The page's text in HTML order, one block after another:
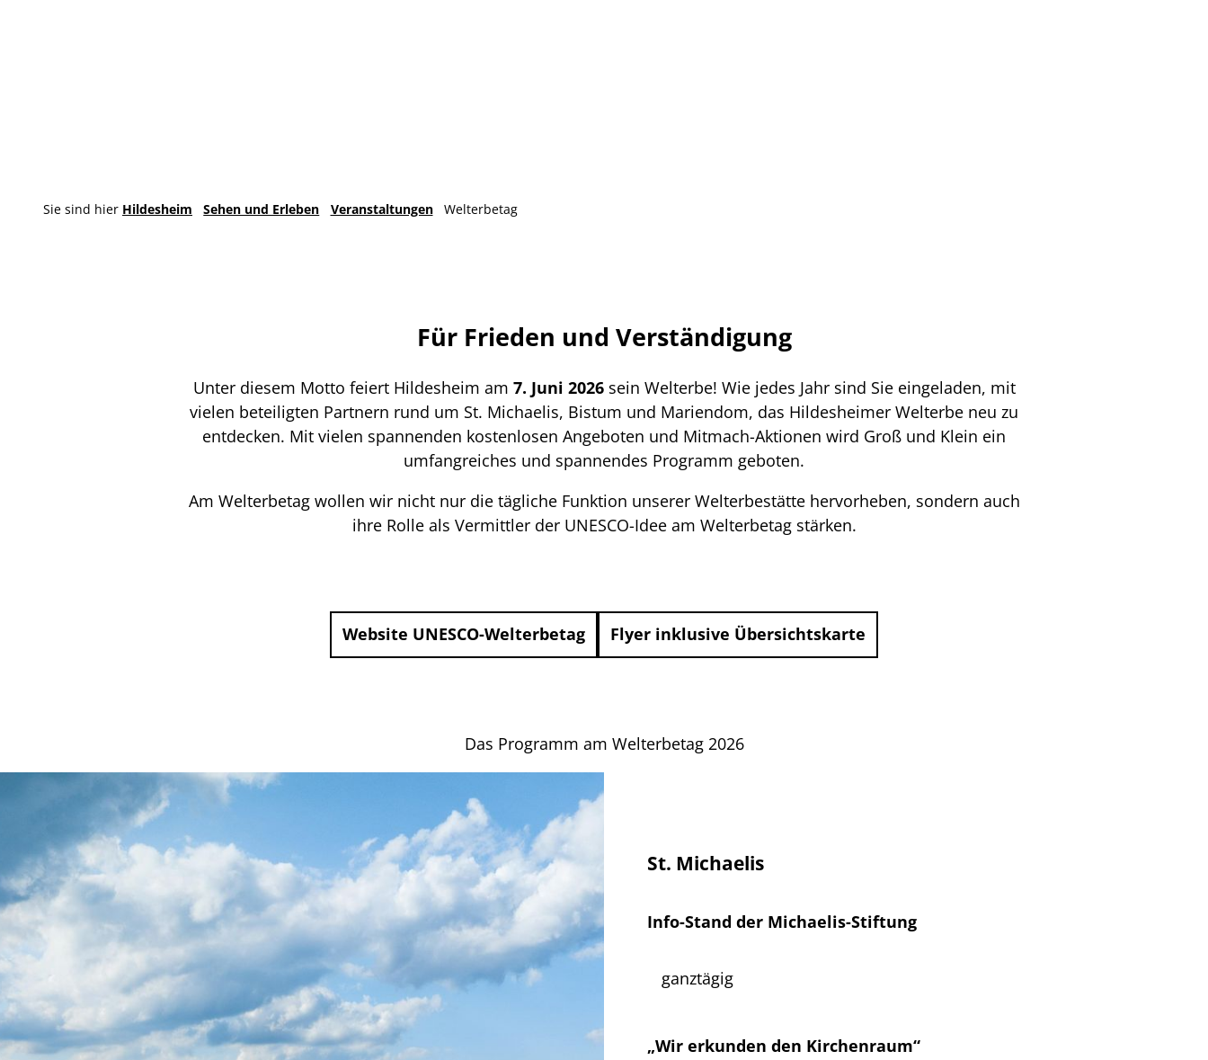
Sie sind hier Hildesheim Sehen und Erleben Veranstaltungen Welterbetag
Für Frieden und Verständigung
Unter diesem Motto feiert Hildesheim am 7. Juni 2026 sein Welterbe! Wie jedes Jahr sind Sie eingeladen, mit
vielen beteiligten Partnern rund um St. Michaelis, Bistum und Mariendom, das Hildesheimer Welterbe neu zu
entdecken. Mit vielen spannenden kostenlosen Angeboten und Mitmach-Aktionen wird Groß und Klein ein
umfangreiches und spannendes Programm geboten.
Am Welterbetag wollen wir nicht nur die tägliche Funktion unserer Welterbestätte hervorheben, sondern auch
ihre Rolle als Vermittler der UNESCO-Idee am Welterbetag stärken.
Website UNESCO-Welterbetag Flyer inklusive Übersichtskarte
Das Programm am Welterbetag 2026
St. Michaelis
Info-Stand der Michaelis-Stiftung
ganztägig
„Wir erkunden den Kirchenraum“